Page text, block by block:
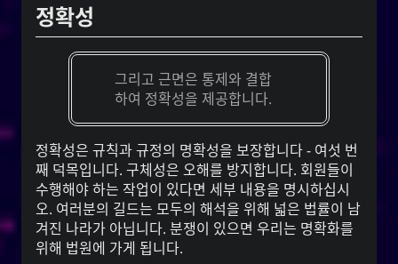
정확성
그리고 근면은 통제와 결합
하여 정확성을 제공합니다.
정확성은 규칙과 규정의 명확성을 보장합니다 - 여섯 번
째 덕목입니다. 구체성은 오해를 방지합니다. 회원들이
수행해야 하는 작업이 있다면 세부 내용을 명시하십시
오. 여러분의 길드는 모두의 해석을 위해 넓은 법률이 남
겨진 나라가 아닙니다. 분쟁이 있으면 우리는 명확화를
위해 법원에 가게 됩니다.